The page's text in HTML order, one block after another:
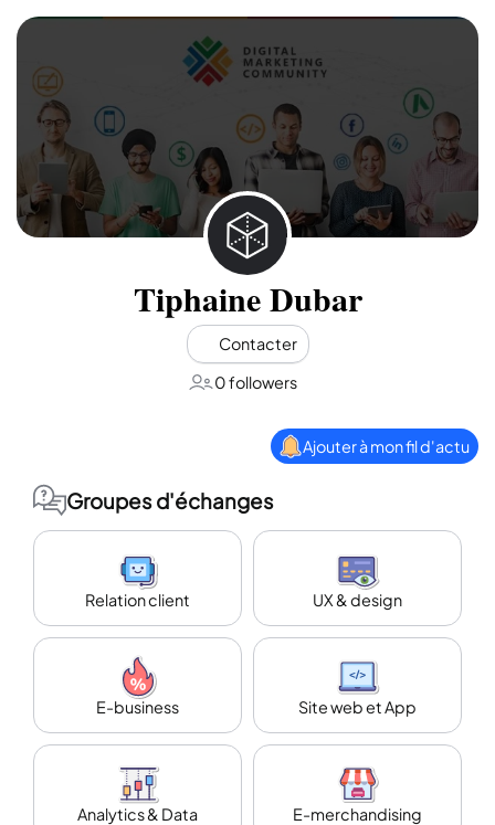
Tiphaine Dubar
Contacter
0 followers
Ajouter à mon fil d'actu
Groupes d'échanges
Relation client UX & design
E-business Site web et App
Analytics & Data E-merchandising